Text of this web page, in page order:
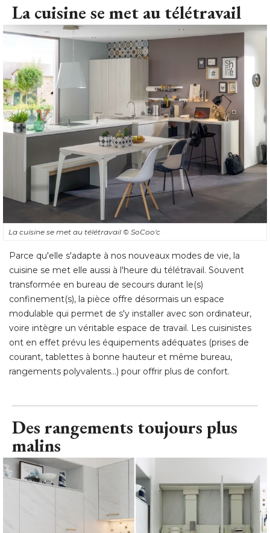
La cuisine se met au télétravail
La cuisine se met au télétravail © SoCoo'c
Parce qu'elle s'adapte à nos nouveaux modes de vie, la
cuisine se met elle aussi à l'heure du télétravail. Souvent
transformée en bureau de secours durant le(s)
confinement(s), la pièce offre désormais un espace
modulable qui permet de s'y installer avec son ordinateur,
voire intègre un véritable espace de travail. Les cuisinistes
ont en effet prévu les équipements adéquates (prises de
courant, tablettes à bonne hauteur et même bureau,
rangements polyvalents...) pour offrir plus de confort.
Des rangements toujours plus
malins